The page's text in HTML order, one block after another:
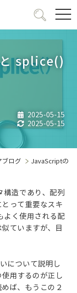
splice()
2025-05-15
2025-05-15
ブログ
JavaScriptの
構造であり、配列
って重要なスキ
よく使用される配
ていますが、目
について説明し
用するのが正し
ば、もうこの２